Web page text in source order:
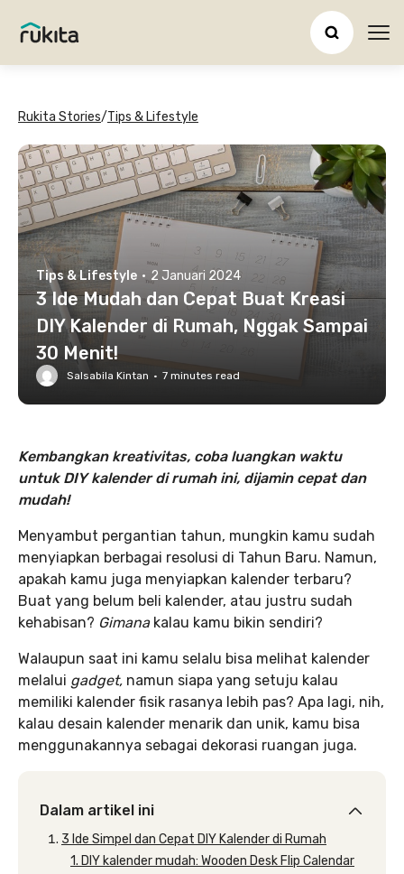
Rukita Stories/Tips & Lifestyle
Tips & Lifestyle · 2 Januari 2024
3 Ide Mudah dan Cepat Buat Kreasi
DIY Kalender di Rumah, Nggak Sampai
30 Menit!
Salsabila Kintan · 7 minutes read
Kembangkan kreativitas, coba luangkan waktu
untuk DIY kalender di rumah ini, dijamin cepat dan
mudah!
Menyambut pergantian tahun, mungkin kamu sudah
menyiapkan berbagai resolusi di Tahun Baru. Namun,
apakah kamu juga menyiapkan kalender terbaru?
Buat yang belum beli kalender, atau justru sudah
kehabisan? Gimanakalau kamu bikin sendiri?
Walaupun saat ini kamu selalu bisa melihat kalender
melalui gadget, namun siapa yang setuju kalau
memiliki kalender fisik rasanya lebih pas? Apa lagi, nih,
kalau desain kalender menarik dan unik, kamu bisa
menggunakannya sebagai dekorasi ruangan juga.
Dalam artikel ini
3 Ide Simpel dan Cepat DIY Kalender di Rumah
1. DIY kalender mudah: Wooden Desk Flip Calendar